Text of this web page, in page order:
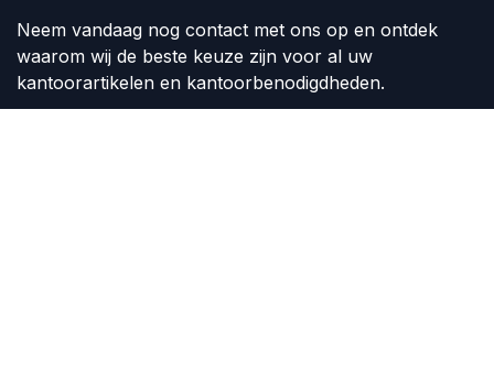
Neem vandaag nog contact met ons op en ontdek
waarom wij de beste keuze zijn voor al uw
kantoorartikelen en kantoorbenodigdheden.